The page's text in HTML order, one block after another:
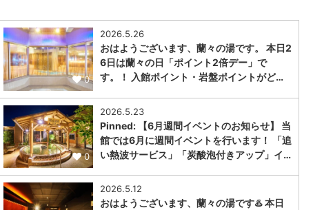
0
2026.5.26
おはようございます、蘭々の湯です。 本日2
6日は蘭々の日「ポイント2倍デー」で
す。！ 入館ポイント・岩盤ポイントがど…
0
2026.5.23
Pinned: 【6月週間イベントのお知らせ】 当
館では6月に週間イベントを行います！ 「追
い熱波サービス」「炭酸泡付きアップ」イ…
2026.5.12
おはようございます、蘭々の湯です♨️ 本日